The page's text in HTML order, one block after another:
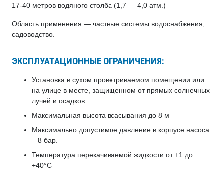
17-40 метров водяного столба (1,7 — 4,0 атм.)
Область применения — частные системы водоснабжения,
садоводство.
ЭКСПЛУАТАЦИОННЫЕ ОГРАНИЧЕНИЯ:
Установка в сухом проветриваемом помещении или
на улице в месте, защищенном от прямых солнечных
лучей и осадков
Максимальная высота всасывания до 8 м
Максимально допустимое давление в корпусе насоса
– 8 бар.
Температура перекачиваемой жидкости от +1 до
+40°С